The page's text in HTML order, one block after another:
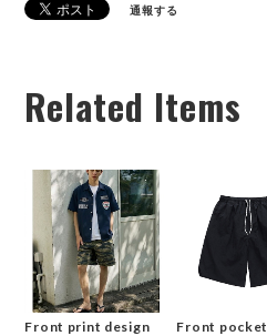
通報する
Related Items
Front print design
Front